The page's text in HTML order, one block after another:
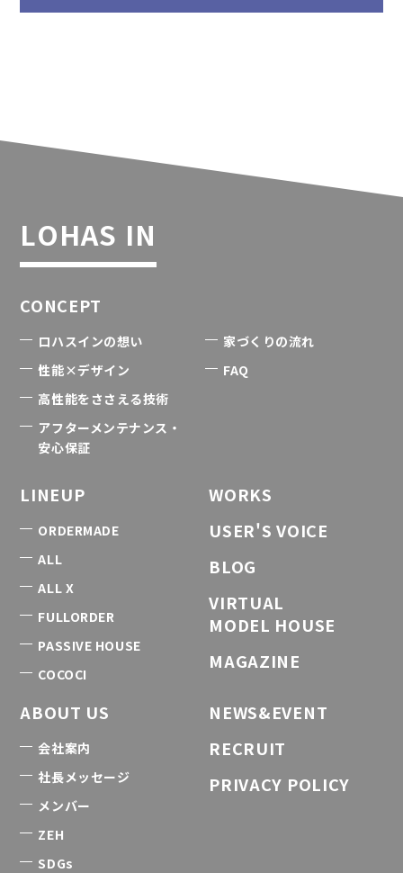
LOHAS IN
CONCEPT
ロハスインの想い
性能×デザイン
高性能をささえる技術
アフターメンテナンス・
安心保証
家づくりの流れ
FAQ
LINEUP
ORDERMADE
ALL
ALL X
FULLORDER
PASSIVE HOUSE
COCOCI
WORKS
USER'S VOICE
BLOG
VIRTUAL
MODEL HOUSE
MAGAZINE
ABOUT US
会社案内
社長メッセージ
メンバー
ZEH
SDGs
NEWS&EVENT
RECRUIT
PRIVACY POLICY